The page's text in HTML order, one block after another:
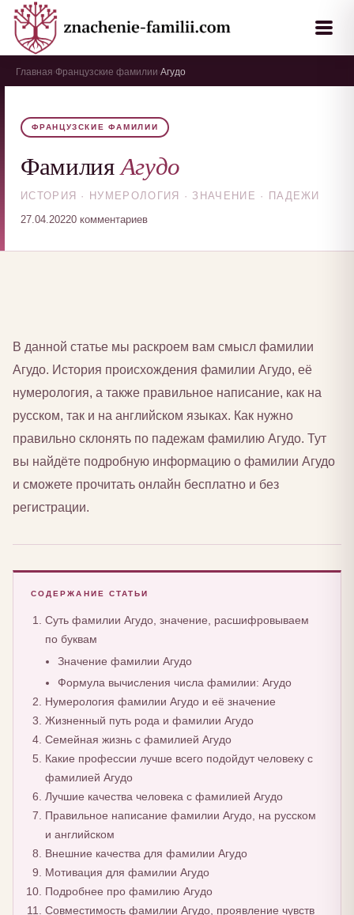
Главная Французские фамилии Агудо
ФРАНЦУЗСКИЕ ФАМИЛИИ
ФамилияАгудо
ИСТОРИЯ · НУМЕРОЛОГИЯ · ЗНАЧЕНИЕ · ПАДЕЖИ
27.04.20220 комментариев
В данной статье мы раскроем вам смысл фамилии
Агудо. История происхождения фамилии Агудо, её
нумерология, а также правильное написание, как на
русском, так и на английском языках. Как нужно
правильно склонять по падежам фамилию Агудо. Тут
вы найдёте подробную информацию о фамилии Агудо
и сможете прочитать онлайн бесплатно и без
регистрации.
СОДЕРЖАНИЕ СТАТЬИ
Суть фамилии Агудо, значение, расшифровываем
по буквам
Значение фамилии Агудо
Формула вычисления числа фамилии: Агудо
Нумерология фамилии Агудо и её значение
Жизненный путь рода и фамилии Агудо
Семейная жизнь с фамилией Агудо
Какие профессии лучше всего подойдут человеку с
фамилией Агудо
Лучшие качества человека с фамилией Агудо
Правильное написание фамилии Агудо, на русском
и английском
Внешние качества для фамилии Агудо
Мотивация для фамилии Агудо
Подробнее про фамилию Агудо
Совместимость фамилии Агудо, проявление чувств